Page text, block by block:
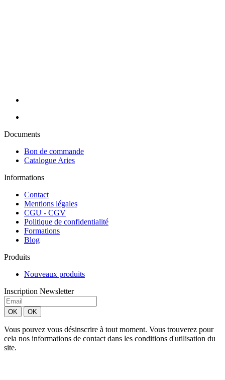
Documents
Bon de commande
Catalogue Aries
Informations
Contact
Mentions légales
CGU - CGV
Politique de confidentialité
Formations
Blog
Produits
Nouveaux produits
Inscription Newsletter
Vous pouvez vous désinscrire à tout moment. Vous trouverez pour
cela nos informations de contact dans les conditions d'utilisation du
site.